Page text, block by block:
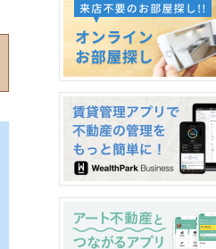
新卒採用情報2026
オンラインお部屋探し